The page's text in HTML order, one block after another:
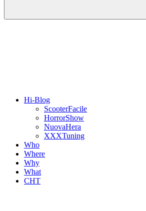
Hi-Blog
ScooterFacile
HorrorShow
NuovaHera
XXXTuning
Who
Where
Why
What
CHT